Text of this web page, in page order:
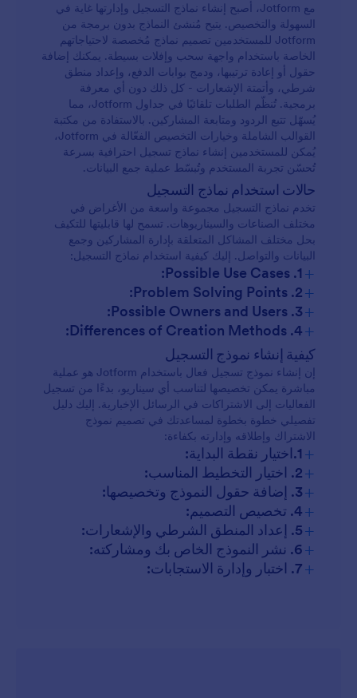
مع Jotform، أصبح إنشاء نماذج التسجيل وإدارتها غاية في
السهولة والتخصيص. يتيح مُنشئ النماذج بدون برمجة من
Jotform للمستخدمين تصميم نماذج مُخصصة لاحتياجاتهم
الخاصة باستخدام واجهة سحب وإفلات بسيطة. يمكنك إضافة
حقول أو إعادة ترتيبها، ودمج بوابات الدفع، وإعداد منطق
شرطي، وأتمتة الإشعارات - كل ذلك دون أي معرفة
برمجية. تُنظّم الطلبات تلقائيًا في جداول Jotform، مما
يُسهّل تتبع الردود ومتابعة المشاركين. بالاستفادة من مكتبة
القوالب الشاملة وخيارات التخصيص الفعّالة في Jotform،
يُمكن للمستخدمين إنشاء نماذج تسجيل احترافية بسرعة
تُحسّن تجربة المستخدم وتُبسّط عملية جمع البيانات.
حالات استخدام نماذج التسجيل
تخدم نماذج التسجيل مجموعة واسعة من الأغراض في
مختلف الصناعات والسيناريوهات. تسمح لها قابليتها للتكيف
بحل مختلف المشاكل المتعلقة بإدارة المشاركين وجمع
البيانات والتواصل. إليك كيفية استخدام نماذج التسجيل:
+
1. Possible Use Cases:
+
2. Problem Solving Points:
+
3. Possible Owners and Users:
+
4. Differences of Creation Methods:
كيفية إنشاء نموذج التسجيل
إن إنشاء نموذج تسجيل فعال باستخدام Jotform هو عملية
مباشرة يمكن تخصيصها لتناسب أي سيناريو، بدءًا من تسجيل
الفعاليات إلى الاشتراكات في الرسائل الإخبارية. إليك دليل
تفصيلي خطوة بخطوة لمساعدتك في تصميم نموذج
الاشتراك وإطلاقه وإدارته بكفاءة:
+ 1.اختيار نقطة البداية:
+2. اختيار التخطيط المناسب:
+3. إضافة حقول النموذج وتخصيصها:
+4. تخصيص التصميم:
+5. إعداد المنطق الشرطي والإشعارات:
+6. نشر النموذج الخاص بك ومشاركته:
+7. اختبار وإدارة الاستجابات: